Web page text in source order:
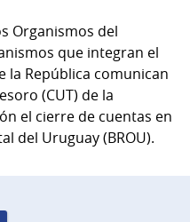
Organismos del
que integran el
la República comunican
(CUT) de la
el cierre de cuentas en
del Uruguay (BROU).